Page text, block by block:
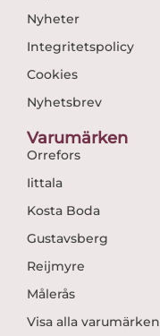
Nyheter
Integritetspolicy
Cookies
Nyhetsbrev
Varumärken
Orrefors
Iittala
Kosta Boda
Gustavsberg
Reijmyre
Målerås
Visa alla varumärken